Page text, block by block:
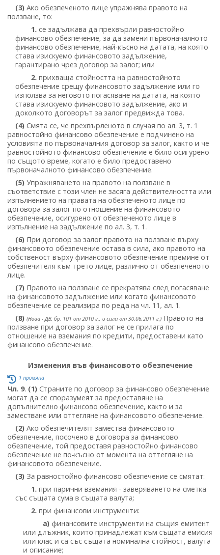
(3) Ако обезпеченото лице упражнява правото на
ползване, то:
1. се задължава да прехвърли равностойно
финансово обезпечение, за да замени първоначалното
финансово обезпечение, най-късно на датата, на която
става изискуемо финансовото задължение,
гарантирано чрез договор за залог; или
2. прихваща стойността на равностойното
обезпечение срещу финансовото задължение или го
използва за неговото погасяване на датата, на която
става изискуемо финансовото задължение, ако и
доколкото договорът за залог предвижда това.
(4) Смята се, че прехвърленото в случая по ал. 3, т. 1
равностойно финансово обезпечение е подчинено на
условията по първоначалния договор за залог, както и че
равностойното финансово обезпечение е било осигурено
по същото време, когато е било предоставено
първоначалното финансово обезпечение.
(5) Упражняването на правото на ползване в
съответствие с този член не засяга действителността или
изпълнението на правата на обезпеченото лице по
договора за залог по отношение на финансовото
обезпечение, осигурено от обезпеченото лице в
изпълнение на задължение по ал. 3, т. 1.
(6) При договор за залог правото на ползване върху
финансовото обезпечение остава в сила, ако правото на
собственост върху финансовото обезпечение премине от
обезпечителя към трето лице, различно от обезпеченото
лице.
(7) Правото на ползване се прекратява след погасяване
на финансовото задължение или когато финансовото
обезпечение се реализира по реда на чл. 11, ал. 1.
(8) (Нова - ДВ, бр. 101 от 2010 г., в сила от 30.06.2011 г.) Правото на
ползване при договор за залог не се прилага по
отношение на вземания по кредити, предоставени като
финансово обезпечение.
Изменения във финансовото обезпечение
1 промяна
Чл. 9. (1) Страните по договор за финансово обезпечение
могат да се споразумеят за предоставяне на
допълнително финансово обезпечение, както и за
заместване или оттегляне на финансовото обезпечение.
(2) Ако обезпечителят замества финансовото
обезпечение, посочено в договора за финансово
обезпечение, той предоставя равностойно финансово
обезпечение не по-късно от момента на оттегляне на
финансовото обезпечение.
(3) За равностойно финансово обезпечение се смятат:
1. при парични вземания - заверяването на сметка
със същата сума в същата валута;
2. при финансови инструменти:
а) финансовите инструменти на същия емитент
или длъжник, които принадлежат към същата емисия
или клас и са със същата номинална стойност, валута
и описание;